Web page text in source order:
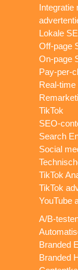
Integratie
Lokale
Off-page
On-page
Pay-per-
Real-time
TikTok
SEO-
Search
Social
TikTok
TikTok
YouTube
A/B-
Branded
Branded